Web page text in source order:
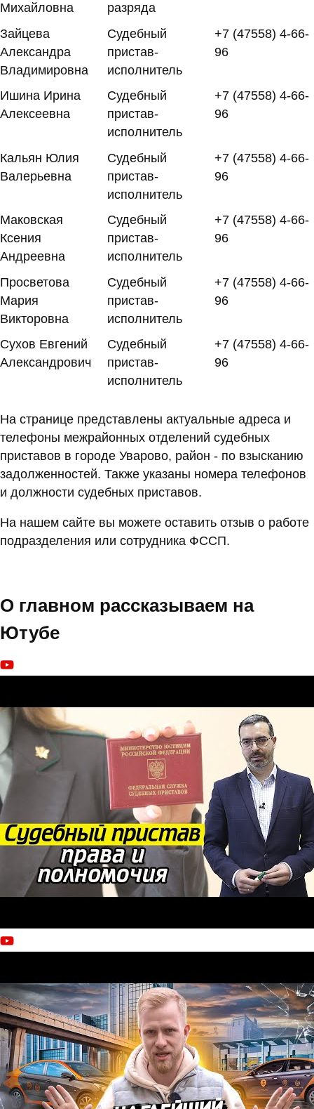
Михайловна
разряда
Зайцева
Александра
Владимировна
Судебный
пристав-
исполнитель
+7 (47558) 4-66-
96
Ишина Ирина
Алексеевна
Судебный
пристав-
исполнитель
+7 (47558) 4-66-
96
Кальян Юлия
Валерьевна
Судебный
пристав-
исполнитель
+7 (47558) 4-66-
96
Маковская
Ксения
Андреевна
Судебный
пристав-
исполнитель
+7 (47558) 4-66-
96
Просветова
Мария
Викторовна
Судебный
пристав-
исполнитель
+7 (47558) 4-66-
96
Сухов Евгений
Александрович
Судебный
пристав-
исполнитель
+7 (47558) 4-66-
96
На странице представлены актуальные адреса и
телефоны межрайонных отделений судебных
приставов в городе Уварово, район - по взысканию
задолженностей. Также указаны номера телефонов
и должности судебных приставов.
На нашем сайте вы можете оставить отзыв о работе
подразделения или сотрудника ФССП.
О главном рассказываем на
Ютубе